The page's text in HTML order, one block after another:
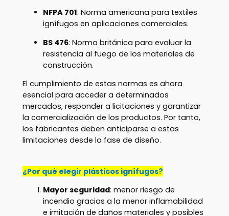
NFPA 701: Norma americana para textiles
ignífugos en aplicaciones comerciales.
BS 476: Norma británica para evaluar la
resistencia al fuego de los materiales de
construcción.
El cumplimiento de estas normas es ahora
esencial para acceder a determinados
mercados, responder a licitaciones y garantizar
la comercialización de los productos. Por tanto,
los fabricantes deben anticiparse a estas
limitaciones desde la fase de diseño.
¿Por qué elegir plásticos ignífugos?
Mayor seguridad: menor riesgo de
incendio gracias a la menor inflamabilidad
e imitación de daños materiales y posibles